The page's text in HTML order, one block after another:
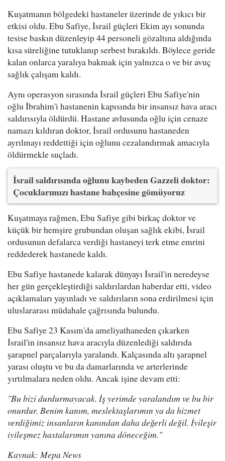
Kuşatmanın bölgedeki hastaneler üzerinde de yıkıcı bir
etkisi oldu. Ebu Safiye, İsrail güçleri Ekim ayı sonunda
tesise baskın düzenleyip 44 personeli gözaltına aldığında
kısa süreliğine tutuklanıp serbest bırakıldı. Böylece geride
kalan onlarca yaralıya bakmak için yalnızca o ve bir avuç
sağlık çalışanı kaldı.
Aynı operasyon sırasında İsrail güçleri Ebu Safiye'nin
oğlu İbrahim'i hastanenin kapısında bir insansız hava aracı
saldırısıyla öldürdü. Hastane avlusunda oğlu için cenaze
namazı kıldıran doktor, İsrail ordusunu hastaneden
ayrılmayı reddettiği için oğlunu cezalandırmak amacıyla
öldürmekle suçladı.
İsrail saldırısında oğlunu kaybeden Gazzeli doktor:
Çocuklarımızı hastane bahçesine gömüyoruz
Kuşatmaya rağmen, Ebu Safiye gibi birkaç doktor ve
küçük bir hemşire grubundan oluşan sağlık ekibi, İsrail
ordusunun defalarca verdiği hastaneyi terk etme emrini
reddederek hastanede kaldı.
Ebu Safiye hastanede kalarak dünyayı İsrail'in neredeyse
her gün gerçekleştirdiği saldırılardan haberdar etti, video
açıklamaları yayınladı ve saldırıların sona erdirilmesi için
uluslararası müdahale çağrısında bulundu.
Ebu Safiye 23 Kasım'da ameliyathaneden çıkarken
İsrail'in insansız hava aracıyla düzenlediği saldırıda
şarapnel parçalarıyla yaralandı. Kalçasında altı şarapnel
yarası oluştu ve bu da damarlarında ve arterlerinde
yırtılmalara neden oldu. Ancak işine devam etti:
"Bu bizi durdurmayacak. İş yerimde yaralandım ve bu bir
onurdur. Benim kanım, meslektaşlarımın ya da hizmet
verdiğimiz insanların kanından daha değerli değil. İyileşir
iyileşmez hastalarımın yanına döneceğim."
Kaynak: Mepa News